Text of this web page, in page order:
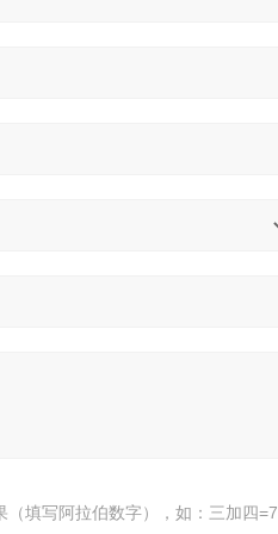
（填写阿拉伯数字），如：三加四=7